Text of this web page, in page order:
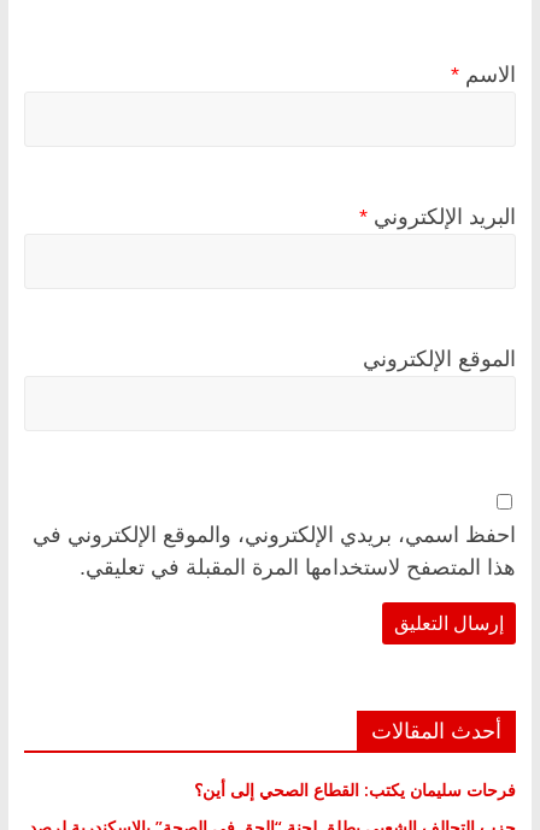
الاسم *
البريد الإلكتروني *
الموقع الإلكتروني
احفظ اسمي، بريدي الإلكتروني، والموقع الإلكتروني في
هذا المتصفح لاستخدامها المرة المقبلة في تعليقي.
أحدث المقالات
فرحات سليمان يكتب: القطاع الصحي إلى أين؟